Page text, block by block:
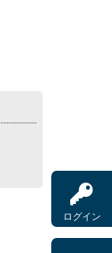
ログイン